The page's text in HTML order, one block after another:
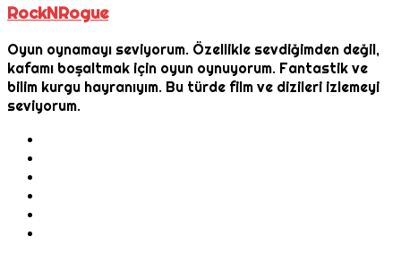
RockNRogue
Oyun oynamayı seviyorum. Özellikle sevdiğimden değil,
kafamı boşaltmak için oyun oynuyorum. Fantastik ve
bilim kurgu hayranıyım. Bu türde film ve dizileri izlemeyi
seviyorum.